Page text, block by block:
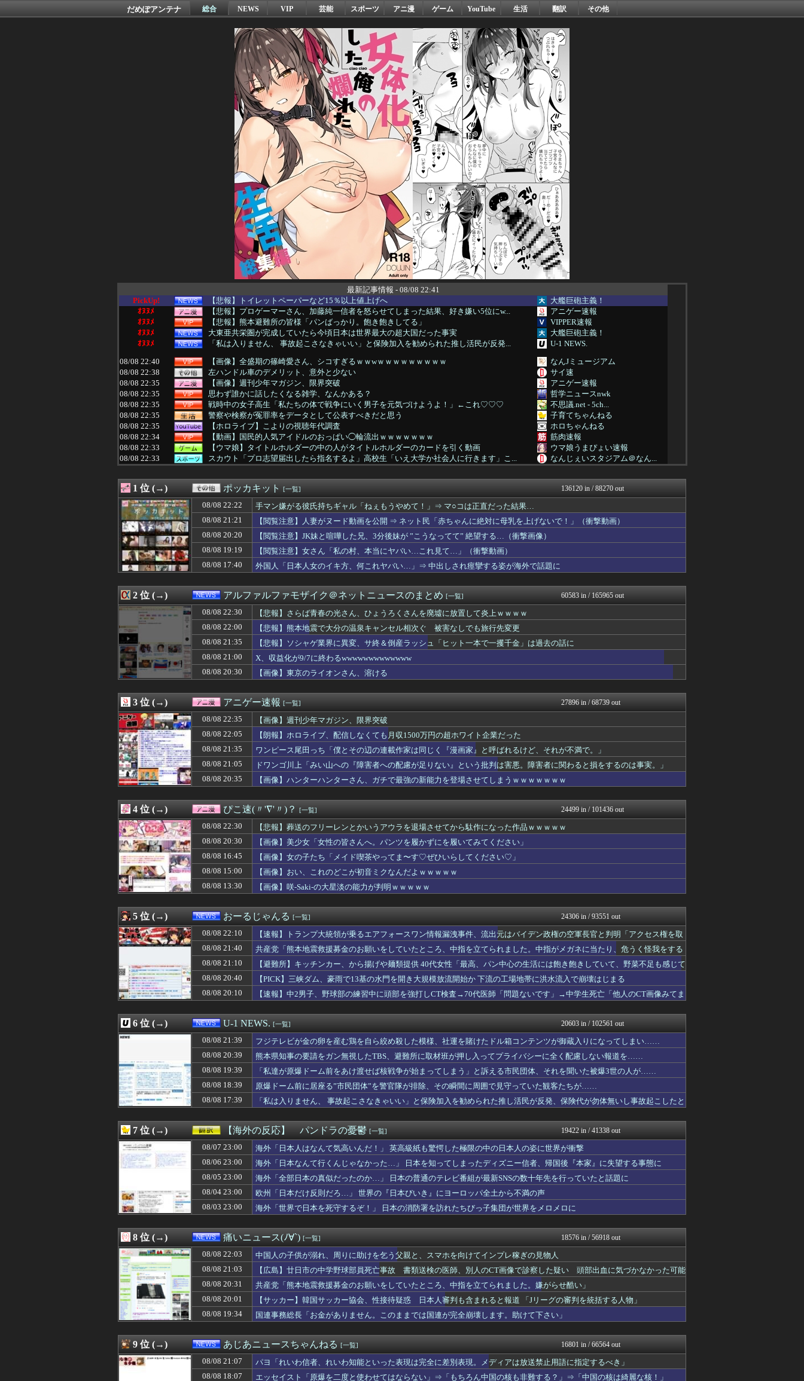
だめぽアンテナ 総合 NEWS VIP 芸能 スポーツ アニ漫 ゲーム YouTube 生活 翻訳 その他
最新記事情報 - 08/08 22:41
PickUp!
【悲報】トイレットペーパーなど15％以上値上げへ
大艦巨砲主義！
ｵﾇﾇﾒ
【悲報】プロゲーマーさん、加藤純一信者を怒らせてしまった結果、好き嫌い5位にw...
アニゲー速報
ｵﾇﾇﾒ
【悲報】熊本避難所の皆様「パンばっかり。飽き飽きしてる」
VIPPER速報
ｵﾇﾇﾒ
大東亜共栄圏が完成していたら今頃日本は世界最大の超大国だった事実
大艦巨砲主義！
ｵﾇﾇﾒ
「私は入りません、 事故起こさなきゃいい」と保険加入を勧められた推し活民が反発...
U-1 NEWS.
08/08 22:40
【画像】全盛期の篠崎愛さん、シコすぎるｗｗwｗｗｗｗｗｗｗｗｗ
なんJミュージアム
08/08 22:38
左ハンドル車のデメリット、意外と少ない
サイ速
08/08 22:35
【画像】週刊少年マガジン、限界突破
アニゲー速報
08/08 22:35
思わず誰かに話したくなる雑学、なんかある？
哲学ニュースnwk
08/08 22:35
戦時中の女子高生「私たちの体で戦争にいく男子を元気づけようよ！」←これ♡♡♡
不思議.net - 5ch...
08/08 22:35
警察や検察が冤罪率をデータとして公表すべきだと思う
子育てちゃんねる
08/08 22:35
【ホロライブ】こよりの視聴年代調査
ホロちゃんねる
08/08 22:34
【動画】国民的人気アイドルのおっぱい◯輪流出ｗｗｗｗｗｗｗ
筋肉速報
08/08 22:33
【ウマ娘】タイトルホルダーの中の人がタイトルホルダーのカードを引く動画
ウマ娘うまぴょい速報
08/08 22:33
スカウト「プロ志望届出したら指名するよ」高校生「いえ大学か社会人に行きます」こ...
なんじぇいスタジアム＠なん...
08/08 22:31
【画像】週刊少年マガジン、限界突破ｗｗｗｗｗｗｗｗ
なんJ PRIDE
08/08 22:31
海原雄山にどん兵衛食わせたら言いそうなこと
カンダタ速報
08/08 22:30
高校生2人が乗るスクーターと車が衝突し高校生ら2人が死傷、車の運転手を逮捕
08/08 22:30
【悲報】さらば青春の光さん、ひょうろくさんを廃墟に放置して炎上ｗｗｗｗ
アルファルファモザイク＠ネ...
08/08 22:30
隣の臭デブキング貧乏揺すり背中のけぞりキョロ厨カンスケデブがウザすぎて心が折れ...
パチンコ・パチスロ.com
08/08 22:30
【悲報】葬送のフリーレンとかいうアウラを退場させてから駄作になった作品ｗｗｗｗ...
08/08 22:30
マルチタスク苦手な夫。家事は最低全部やるって合意してるけど、ミスが多いと任せた...
かぞくちゃんねる
08/08 22:29
嫁「生ハムを手作りしたよ！」俺「それ、生肉のままじゃないか！」→食べてしまった...
修羅場ハザード -復讐・D...
08/08 22:29
【早稲田】”無銭飲食”複数の早大生が関与か 大学が異例の注意喚起
日本第一！ニュース録
08/08 22:25
【議論】旅系YouTuberって数万再生とか1万再生行かないくらいが面白いよな...
わんこーる速報！
08/08 22:23
ひろゆき氏、妻に離婚を提示される
まとめたニュース
08/08 22:22
手マン嫌がる彼氏持ちギャル「ねぇもうやめて！」⇒ マ○コは正直だった結果…
08/08 22:21
【コラム】れいわ新選組が失脚した理由…ネット「自分達自身がカルト化していること...
モナニュース
08/08 22:21
【今はやってない】審判への性接待疑惑、大韓サッカー協会が声明「現在は一切発生し...
08/08 22:20
韓国人「大韓サッカー協会が過去に20人の外国人審判らに不謹慎接待をしていた証拠...
世界の憂鬱 海外・韓国の反...
08/08 22:20
【韓国】ソウル 世界の若者に「最も人気な都市」＝5年連続1位
キムチ速報
08/08 22:20
仲居さんに「ありがとう」と言ったネット民、袋叩きにされてしまう…
キニ速
08/08 22:20
マンチェスター・シティの新シーズンはどうなる？（海外の反応）
08/08 22:17
【ホロライブ】IRySのソロライブ、ゲストはふーたんとMOTSUさん！！
ホロちゃんねる
08/08 22:15
義弟嫁が私にケンカ売って、義妹が買った流れになってしまった。その勘違いが思わぬ...
鬼女の宅配便 - 修羅場・...
08/08 22:15
【動画】巨乳女子、揺れるおっぱいにしか目がいかないwww【料理】
08/08 22:12
6年の夫婦生活にピリオド。原因は旦那有責の不妊だった。不妊が発覚した地点で離婚...
浮気ちゃんねる
08/08 22:12
【衝撃】さかなクン、結婚してる？の質問に「お魚で幸せ」と答えた結果ｗｗｗ
08/08 22:11
「タトゥー入れてる奴は全員バカです」「すごい民度低い」この道23年の彫り師Yo...
mashlife通信
08/08 22:11
【赤モンキー】「王道から挑戦へ🔥」山佐 LモンキーターンREDの特報動画が公開...
スロ板-RUSH
08/08 22:11
今のチュニドラ下手したら３位になって日本シリーズいくぞこれ
なんじぇいスタジアム＠なん...
08/08 22:10
【画像】まんさん「オフ会に呼んだ覚えない人がずっといたので晒すわ」（パシャ）
VIPPER速報
08/08 22:10
【画像】地下アイドルのク○ニチェキ、ヤバすぎるｗｗｗwｗｗｗｗｗｗｗｗ
なんJミュージアム
08/08 22:10
【速報】トランプ大統領が乗るエアフォースワン情報漏洩事件、流出元はバイデン政権...
おーるじゃんる
08/08 22:10
元ＴＢＳ山本里菜アナ、離婚を報告「４年間の結婚生活は宝物」・・・ヤフコメ民「...
なんJ PRIDE
08/08 22:09
【悲報】AI扱いされた絵師、筆を折る…
異世界転生まとめ速報
08/08 22:09
4ヵ月前に来た派遣の女が喫煙者のマナーの悪さを語った。「そこまで悪い人は滅多に...
08/08 22:09
【悲報】17歳で無期懲役になった奴のご尊顔、ガチで怖い
08/08 22:09
にじさんじのフレン・E・ルスタリオちゃんとかいうドチャLOVEｗｗｗ
08/08 22:08
【ウマ娘】学業が怪しいウマ娘と言えば？
ウマ娘まとめ超速報！
08/08 22:08
【試合結果】阪神vs中日 2026/08/08 【佐藤＆大山2安打 神宮好救援...
08/08 22:06
【動画あり】ボーイッシュ美少女「どうしたん？おっぱい揉む？❤」
まにゅそく 2chまとめニ...
08/08 22:05
もしかして民主主義ってさ…
大艦巨砲主義！
08/08 22:05
理系女子「ガンダムってさぁ、頭の“バルカン”意味あるの？あれ、役に立たなくない...
最強ジャンプ放送局
08/08 22:05
【悲報】女芸人の吉住さん（36）、メイクしたら普通に美人の部類だったと判明ｗｗ...
不思議.net - 5ch...
【動画】役満ボディの岡田紗佳(32)さん、渾身のあたシコダンスがえちえちだと話...
女子アナお宝画像速報－5c...
08/08 22:05
【朗報】ホロライブ、配信しなくても月収1500万円の超ホワイト企業だった
アニゲー速報
08/08 22:05
【悲報】Uberチー牛、キモ過ぎて大炎上するｗｗｗｗｗ
わんこーる速報！
08/08 22:05
【エロ漫画】乱交物のエロ漫画←これｗｗｗ
アニチャット
08/08 22:05
ミセスグリーンアップルってもうダメなんか？
V系まとめ速報
08/08 22:03
中国人の子供が溺れ、周りに助けを乞う父親と、スマホを向けてインプレ稼ぎの見物人
08/08 22:03
離婚から3年後、元夫から「もう一度続きをはじめましょう」とメールが届いた。やり...
修羅の華-家庭・生活まとめ
08/08 22:02
【画像】Hすぎるヒッチハイカー、見つかる
いたしん！
※【コーディネーター】いくら頭が良くてもOSをその場で書き換えられるのか
GUNDAM.LOG｜ガン...
08/08 22:01
【AKB48】｢夢のポップスター｣公演初日のお弁当がコチラです！！！
AKB48タイムズ（AKB...
08/08 22:01
”サ終” 相次ぐスマホゲーム、倒産も急増 過去最多ペースで推移 「当たれば一攫...
PCパーツまとめ
08/08 22:01
【驚愕】親の年金を食いつぶす48歳ひきこもり…絶望の底から家族を救ったのは『障...
凹凸ちゃんねる 発達障害・...
08/08 22:01
【ウマ娘】見てください、これが主君に甘やかされる女騎士の姿です。
ウマ娘まとめ速報うまろぐ
08/08 22:00
シャウエッセン公式、こういうのでいいんだよ丼を作る
明日は何を食べようか
08/08 22:00
【神椿】花譜ちゃん「下書き然としている ᯠ_ ̫ _ᯄ Ⳋ」←『中々の出来栄え...
VTuberNews
08/08 22:00
【悲報】熊本地震で大分の温泉キャンセル相次ぐ 被害なしでも旅行先変更
08/08 22:00
【セール】牛丼！松屋の牛めし、豚めし、カレー、うなぎ、とんかつなどなどの冷凍食...
ほんわかMkⅡ
08/08 22:00
穂乃果「穂乃果スペシャルクイズ！」
えすえすログ
08/08 22:00
【ラブライブ！】自慢にならないレベルのラブライブ!に関する報告をするスレ
コンテンツ・声優 | ラブ...
天下一品とかいう定期的に行っては「こんなもんか…」ってなるラーメン屋wwwww...
ラーメン速報｜2chまとめ...
08/08 22:00
シカ「全部喰った」 祭り中止
08/08 22:00
今年のたいじは老人会RUSTで暴れまわりそうだな…
ゲーム実況者速報＠YouT...
08/08 22:00
【画像】藤嶌果歩のムチムチミルタンクボディ、性的すぎんだろ・・・
乃木通 乃木坂46櫻坂46...
08/08 22:00
謎の勢力「AI発展したらお前らは皆クビになるわ」→未だかつてAIのせいで失業し...
投資ちゃんねる
08/08 22:00
【画像】日本のライオンさん、溶けるwwwwwwwwwwwww
08/08 22:00
スタバで大量にいるMacBookいじってる奴って何やってんの？
ゆるゲーマー遅報
08/08 22:00
【熊本地震】車中泊避難して留守の家からエアコン室外機盗む 警察に「室外機が盗ま...
みそパンNEWS
08/08 22:00
【艦これ】ひみつの通り道 他
あ艦これ ～艦隊これくしょ...
08/08 22:00
海外「日本のメディアを楽しめないことにうんざりだ。ウィーブの評判のせいで自分も...
ガラパゴスジャパン - 海...
08/08 22:00
海外「ほら、明かりが見えるでしょ。シェリーが待ってるの」一週間寝たきりの人が立...
Ask Reddit まと...
08/08 22:00
『幻想水滸伝 スターリープ』とりあえず討伐進めればいいのかなこれ?
けおけお速報
08/08 22:00
【画像】温泉美女さん、濡れタオルでお尻の形が透けてしまう
お～い！お宝
08/08 21:59
【画像】週刊少年ジャンプ、世代交代に失敗
漫画まとめ速報
08/08 21:59
カラオケボックスで15歳少女に飲酒させ性的暴行 54歳男逮捕
ゴールデンタイムズ
08/08 21:58
【朗報】渡辺莉奈(17)、色白ムチムチ太ももが・・・！！！
乃木坂46まとめ 乃木りん...
都繁華街のガード下で小さな冷たい空気の塊に顔を突っ込んだ途端なぜか急にﾀﾋにた...
基地沢直樹-復讐・修羅場・...
1 位 (→) ポッカキット [一覧] 136120 in / 88270 out
08/08 22:22
手マン嫌がる彼氏持ちギャル「ねぇもうやめて！」⇒ マ○コは正直だった結果…
08/08 21:21
【閲覧注意】人妻がヌード動画を公開 ⇒ ネット民「赤ちゃんに絶対に母乳を上げないで！」（衝撃動画）
08/08 20:20
【閲覧注意】JK妹と喧嘩した兄、3分後妹が ”こうなってて” 絶望する…（衝撃画像）
08/08 19:19
【閲覧注意】女さん「私の村、本当にヤバい…これ見て…」（衝撃動画）
08/08 17:40
外国人「日本人女のイキ方、何これヤバい…」⇒ 中出しされ痙攣する姿が海外で話題に
2 位 (→) アルファルファモザイク＠ネットニュースのまとめ [一覧] 60583 in / 165965 out
08/08 22:30
【悲報】さらば青春の光さん、ひょうろくさんを廃墟に放置して炎上ｗｗｗｗ
08/08 22:00
【悲報】熊本地震で大分の温泉キャンセル相次ぐ 被害なしでも旅行先変更
08/08 21:35
【悲報】ソシャゲ業界に異変、サ終＆倒産ラッシュ「ヒット一本で一攫千金」は過去の話に
08/08 21:00
X、収益化が9/7に終わるwwwwwwwwwwwww
08/08 20:30
【画像】東京のライオンさん、溶ける
3 位 (→) アニゲー速報 [一覧] 27896 in / 68739 out
08/08 22:35
【画像】週刊少年マガジン、限界突破
08/08 22:05
【朗報】ホロライブ、配信しなくても月収1500万円の超ホワイト企業だった
08/08 21:35
ワンピース尾田っち「僕とその辺の連載作家は同じく『漫画家』と呼ばれるけど、それが不満で。」
08/08 21:05
ドワンゴ川上「みい山への『障害者への配慮が足りない』という批判は害悪。障害者に関わると損をするのは事実。」
08/08 20:35
【画像】ハンターハンターさん、ガチで最強の新能力を登場させてしまうｗｗｗｗｗｗｗ
4 位 (→) ぴこ速(〃'∇'〃)？ [一覧] 24499 in / 101436 out
08/08 22:30
【悲報】葬送のフリーレンとかいうアウラを退場させてから駄作になった作品ｗｗｗｗｗ
08/08 20:30
【画像】美少女「女性の皆さんへ。パンツを履かずにを履いてみてください」
08/08 16:45
【画像】女の子たち「メイド喫茶やってま〜す♡ぜひいらしてください♡」
08/08 15:00
【画像】おい、これのどこが初音ミクなんだよｗｗｗｗｗ
08/08 13:30
【画像】咲-Saki-の大星淡の能力が判明ｗｗｗｗｗ
5 位 (→) おーるじゃんる [一覧] 24306 in / 93551 out
08/08 22:10
【速報】トランプ大統領が乗るエアフォースワン情報漏洩事件、流出元はバイデン政権の空軍長官と判明「アクセス権を取
り消す」
08/08 21:40
共産党「熊本地震救援募金のお願いをしていたところ、中指を立てられました。中指がメガネに当たり、危うく怪我をする
ところでした」
08/08 21:10
【避難所】キッチンカー、から揚げや麺類提供 40代女性「最高、パン中心の生活には飽き飽きしていて、野菜不足も感じて
いた」→時事通信タイトル「パンに飽き飽き」
08/08 20:40
【PICK】三峡ダム、豪雨で13基の水門を開き大規模放流開始か 下流の工場地帯に洪水流入で崩壊はじまる
08/08 20:10
【速報】中2男子、野球部の練習中に頭部を強打しCT検査→70代医師「問題ないです」→中学生死亡「他人のCT画像みてま
6 位 (→) U-1 NEWS. [一覧] 20603 in / 102561 out
08/08 21:39
フジテレビが金の卵を産む鶏を自ら絞め殺した模様、社運を賭けたドル箱コンテンツが御蔵入りになってしまい……
08/08 20:39
熊本県知事の要請をガン無視したTBS、避難所に取材班が押し入ってプライバシーに全く配慮しない報道を……
08/08 19:39
「私達が原爆ドーム前をあけ渡せば核戦争が始まってしまう」と訴える市民団体、それを聞いた被爆3世の人が……
08/08 18:39
原爆ドーム前に居座る”市民団体”を警官隊が排除、その瞬間に周囲で見守っていた観客たちが……
08/08 17:39
「私は入りません、 事故起こさなきゃいい」と保険加入を勧められた推し活民が反発、保険代が勿体無いし事故起こしたと
7 位 (→) 【海外の反応】 パンドラの憂鬱 [一覧] 19422 in / 41338 out
08/07 23:00
海外「日本人はなんて気高いんだ！」 英高級紙も驚愕した極限の中の日本人の姿に世界が衝撃
08/06 23:00
海外「日本なんて行くんじゃなかった…」 日本を知ってしまったディズニー信者、帰国後『本家』に失望する事態に
08/05 23:00
海外「全部日本の真似だったのか…」 日本の普通のテレビ番組が最新SNSの数十年先を行っていたと話題に
08/04 23:00
欧州「日本だけ反則だろ…」 世界の『日本びいき』にヨーロッパ全土から不満の声
08/03 23:00
海外「世界で日本を死守するぞ！」 日本の消防署を訪れたちびっ子集団が世界をメロメロに
8 位 (→) 痛いニュース(ﾉ∀`) [一覧] 18576 in / 56918 out
08/08 22:03
中国人の子供が溺れ、周りに助けを乞う父親と、スマホを向けてインプレ稼ぎの見物人
08/08 21:03
【広島】廿日市の中学野球部員死亡事故 書類送検の医師、別人のCT画像で診察した疑い 頭部出血に気づかなかった可能
性
08/08 20:31
共産党「熊本地震救援募金のお願いをしていたところ、中指を立てられました。嫌がらせ酷い」
08/08 20:01
【サッカー】韓国サッカー協会、性接待疑惑 日本人審判も含まれると報道 「Jリーグの審判を統括する人物」
08/08 19:34
国連事務総長「お金がありません。このままでは国連が完全崩壊します。助けて下さい」
9 位 (→) あじあニュースちゃんねる [一覧] 16801 in / 66564 out
08/08 21:07
パヨ「れいわ信者、れいわ知能といった表現は完全に差別表現。メディアは放送禁止用語に指定するべき」
08/08 18:07
エッセイスト「原爆を二度と使わせてはならない」⇒「もちろん中国の核も非難する？」⇒「中国の核は綺麗な核！」